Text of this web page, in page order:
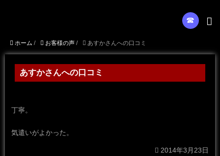
☎︎
ホーム / お客様の声 / あすかさんへの口コミ
あすかさんへの口コミ
丁寧。
気遣いがよかった。
2014年3月23日